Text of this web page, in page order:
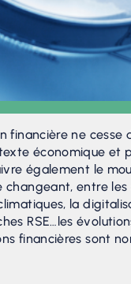
financière ne cesse
économique et
également le
changeant, entre les
la
RSE…les
financières sont